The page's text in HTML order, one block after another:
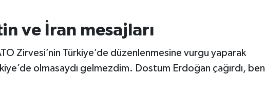
ve İran mesajları
Zirvesi’nin Türkiye’de düzenlenmesine vurgu yaparak
olmasaydı gelmezdim. Dostum Erdoğan çağırdı, ben